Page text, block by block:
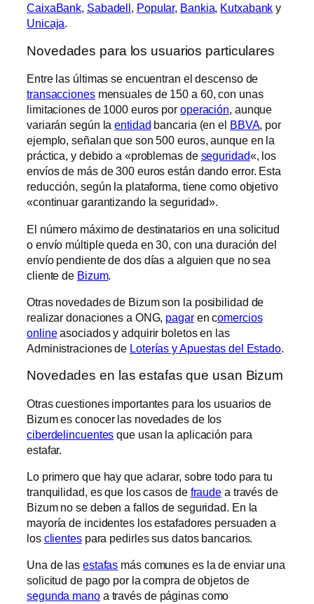
CaixaBank, Sabadell , Popular, Bankia, Kutxabank y
Unicaja.
Novedades para los usuarios particulares
Entre las últimas se encuentran el descenso de
transaccionesmensuales de 150 a 60, con unas
limitaciones de 1000 euros por operación, aunque
variarán según laentidad bancaria (en el BBVA, por
ejemplo, señalan que son 500 euros, aunque en la
práctica, y debido a «problemas de seguridad«, los
envíos de más de 300 euros están dando error. Esta
reducción, según la plataforma, tiene como objetivo
«continuar garantizando la seguridad».
El número máximo de destinatarios en una solicitud
o envío múltiple queda en 30, con una duración del
envío pendiente de dos días a alguien que no sea
cliente de Bizum.
Otras novedades de Bizum son la posibilidad de
realizar donaciones a ONG, pagaren comercios
onlineasociados y adquirir boletos en las
Administraciones de Loterías y Apuestas del Estado.
Novedades en las estafas que usan Bizum
Otras cuestiones importantes para los usuarios de
Bizum es conocer las novedades de los
ciberdelincuentes que usan la aplicación para
estafar.
Lo primero que hay que aclarar, sobre todo para tu
tranquilidad, es que los casos de fraude a través de
Bizum no se deben a fallos de seguridad. En la
mayoría de incidentes los estafadores persuaden a
los clientespara pedirles sus datos bancarios.
Una de las estafas más comunes es la de enviar una
solicitud de pago por la compra de objetos de
segunda manoa través de páginas como